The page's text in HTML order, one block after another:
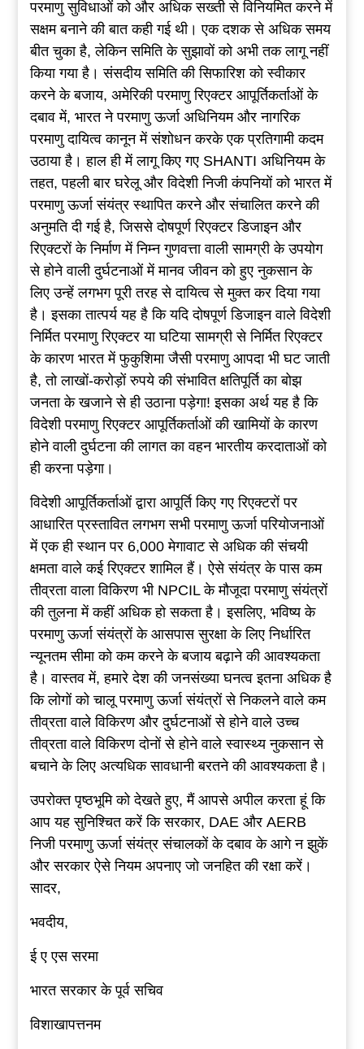
परमाणु सुविधाओं को और अधिक सख्ती से विनियमित करने में
सक्षम बनाने की बात कही गई थी। एक दशक से अधिक समय
बीत चुका है, लेकिन समिति के सुझावों को अभी तक लागू नहीं
किया गया है। संसदीय समिति की सिफारिश को स्वीकार
करने के बजाय, अमेरिकी परमाणु रिएक्टर आपूर्तिकर्ताओं के
दबाव में, भारत ने परमाणु ऊर्जा अधिनियम और नागरिक
परमाणु दायित्व कानून में संशोधन करके एक प्रतिगामी कदम
उठाया है। हाल ही में लागू किए गए SHANTI अधिनियम के
तहत, पहली बार घरेलू और विदेशी निजी कंपनियों को भारत में
परमाणु ऊर्जा संयंत्र स्थापित करने और संचालित करने की
अनुमति दी गई है, जिससे दोषपूर्ण रिएक्टर डिजाइन और
रिएक्टरों के निर्माण में निम्न गुणवत्ता वाली सामग्री के उपयोग
से होने वाली दुर्घटनाओं में मानव जीवन को हुए नुकसान के
लिए उन्हें लगभग पूरी तरह से दायित्व से मुक्त कर दिया गया
है। इसका तात्पर्य यह है कि यदि दोषपूर्ण डिजाइन वाले विदेशी
निर्मित परमाणु रिएक्टर या घटिया सामग्री से निर्मित रिएक्टर
के कारण भारत में फुकुशिमा जैसी परमाणु आपदा भी घट जाती
है, तो लाखों-करोड़ों रुपये की संभावित क्षतिपूर्ति का बोझ
जनता के खजाने से ही उठाना पड़ेगा! इसका अर्थ यह है कि
विदेशी परमाणु रिएक्टर आपूर्तिकर्ताओं की खामियों के कारण
होने वाली दुर्घटना की लागत का वहन भारतीय करदाताओं को
ही करना पड़ेगा।
विदेशी आपूर्तिकर्ताओं द्वारा आपूर्ति किए गए रिएक्टरों पर
आधारित प्रस्तावित लगभग सभी परमाणु ऊर्जा परियोजनाओं
में एक ही स्थान पर 6,000 मेगावाट से अधिक की संचयी
क्षमता वाले कई रिएक्टर शामिल हैं। ऐसे संयंत्र के पास कम
तीव्रता वाला विकिरण भी NPCIL के मौजूदा परमाणु संयंत्रों
की तुलना में कहीं अधिक हो सकता है। इसलिए, भविष्य के
परमाणु ऊर्जा संयंत्रों के आसपास सुरक्षा के लिए निर्धारित
न्यूनतम सीमा को कम करने के बजाय बढ़ाने की आवश्यकता
है। वास्तव में, हमारे देश की जनसंख्या घनत्व इतना अधिक है
कि लोगों को चालू परमाणु ऊर्जा संयंत्रों से निकलने वाले कम
तीव्रता वाले विकिरण और दुर्घटनाओं से होने वाले उच्च
तीव्रता वाले विकिरण दोनों से होने वाले स्वास्थ्य नुकसान से
बचाने के लिए अत्यधिक सावधानी बरतने की आवश्यकता है।
उपरोक्त पृष्ठभूमि को देखते हुए, मैं आपसे अपील करता हूं कि
आप यह सुनिश्चित करें कि सरकार, DAE और AERB
निजी परमाणु ऊर्जा संयंत्र संचालकों के दबाव के आगे न झुकें
और सरकार ऐसे नियम अपनाए जो जनहित की रक्षा करें।
सादर,
भवदीय,
ई ए एस सरमा
भारत सरकार के पूर्व सचिव
विशाखापत्तनम